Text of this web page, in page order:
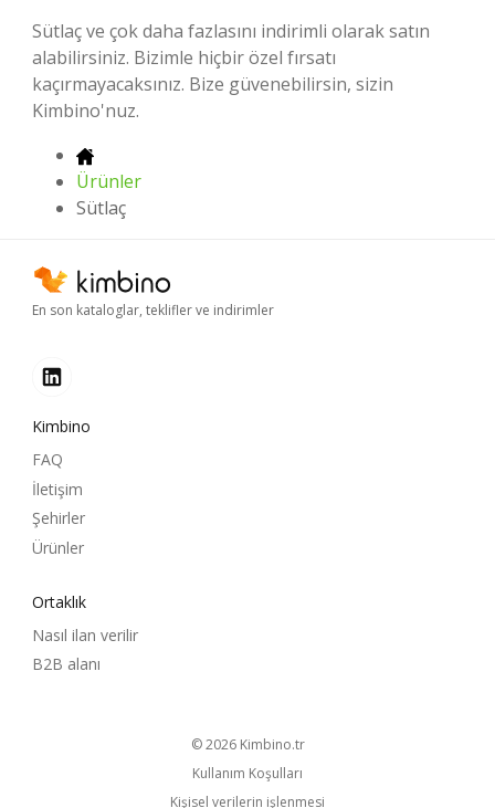
Sütlaç ve çok daha fazlasını indirimli olarak satın
alabilirsiniz. Bizimle hiçbir özel fırsatı
kaçırmayacaksınız. Bize güvenebilirsin, sizin
Kimbino'nuz.
Ürünler
Sütlaç
En son kataloglar, teklifler ve indirimler
Kimbino
FAQ
İletişim
Şehirler
Ürünler
Ortaklık
Nasıl ilan verilir
B2B alanı
© 2026 kimbino.tr
Kullanım Koşulları
Kişisel verilerin işlenmesi